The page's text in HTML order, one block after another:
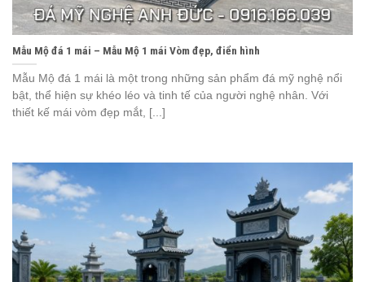
Mẫu Mộ đá 1 mái – Mẫu Mộ 1 mái Vòm đẹp, điển hình
Mẫu Mộ đá 1 mái là một trong những sản phẩm đá mỹ nghệ nổi
bật, thể hiện sự khéo léo và tinh tế của người nghệ nhân. Với
thiết kế mái vòm đẹp mắt, [...]